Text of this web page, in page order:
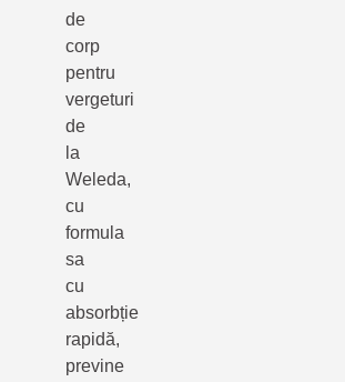
de
corp
pentru
vergeturi
de
la
Weleda,
cu
formula
sa
cu
absorbție
rapidă,
previne